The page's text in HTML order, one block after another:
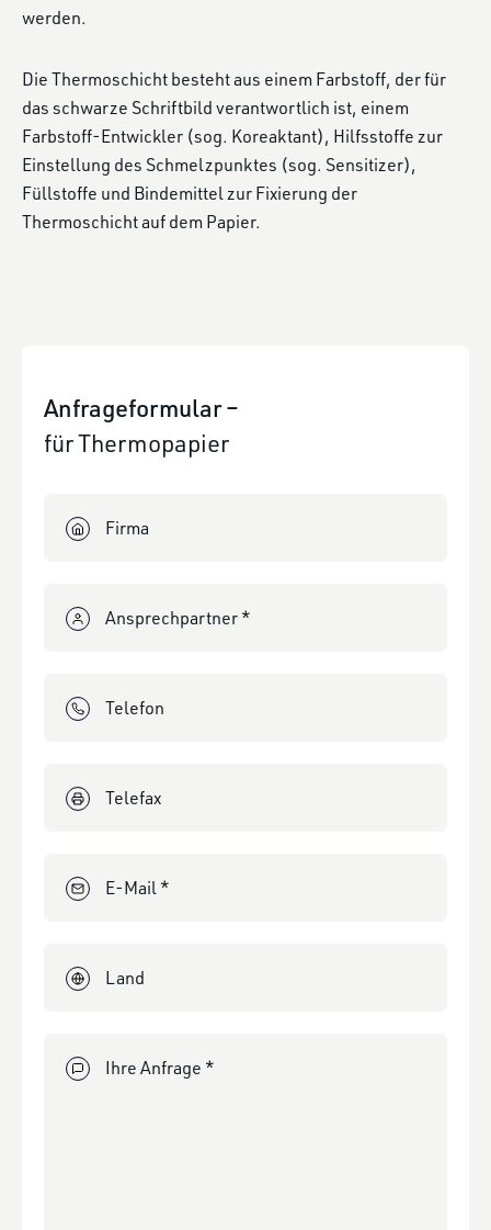
werden.
Die Thermoschicht besteht aus einem Farbstoff, der für
das schwarze Schriftbild verantwortlich ist, einem
Farbstoff-Entwickler (sog. Koreaktant), Hilfsstoffe zur
Einstellung des Schmelzpunktes (sog. Sensitizer),
Füllstoffe und Bindemittel zur Fixierung der
Thermoschicht auf dem Papier.
Anfrageformular –
für Thermopapier